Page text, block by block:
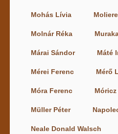
Mohás Lívia Moliere
Molnár Réka
Márai Sándor Máté
Mérei Ferenc Mérő
Móra Ferenc
Müller Péter
Neale Donald Walsch